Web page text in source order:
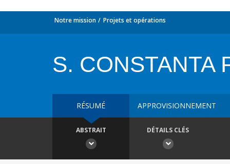
Notre mission Projets et opérations
S. CONSTANTA
RÉSUMÉ APPROVISIONNEMENT
ABSTRAIT DÉTAILS CLÉS